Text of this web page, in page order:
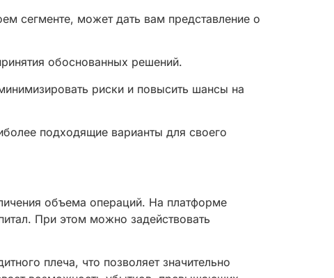
сегменте, может дать вам представление о
обоснованных решений.
риски и повысить шансы на
подходящие варианты для своего
объема операций. На платформе
При этом можно задействовать
плеча, что позволяет значительно